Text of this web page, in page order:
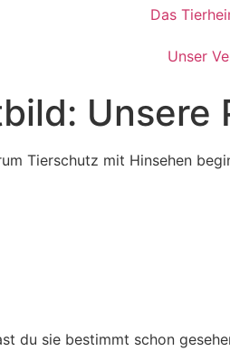
Das
Unser
Unsere
Tierschutz mit Hinsehen
du sie bestimmt schon